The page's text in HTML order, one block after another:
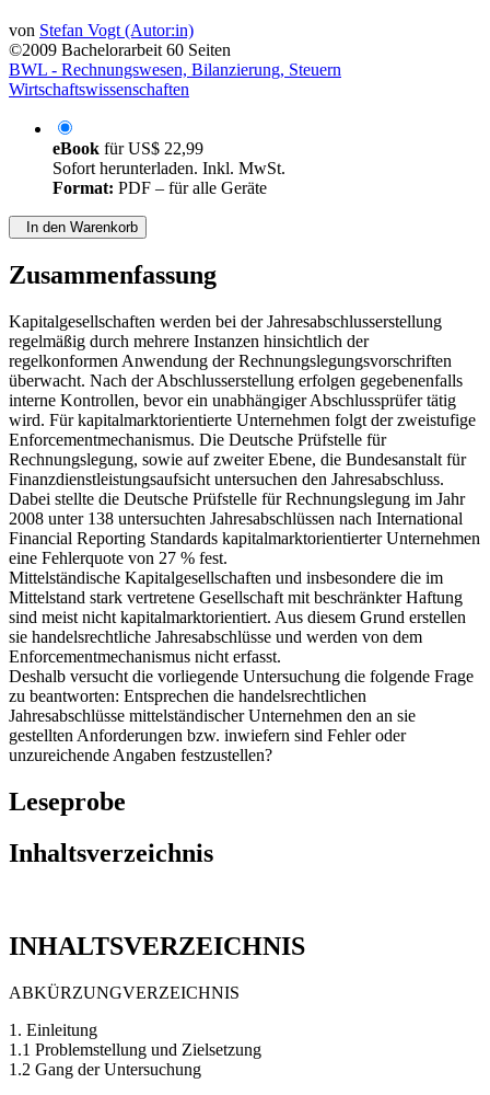
von Stefan Vogt (Autor:in)
©2009 Bachelorarbeit 60 Seiten
BWL - Rechnungswesen, Bilanzierung, Steuern
Wirtschaftswissenschaften
eBook fürUS$ 22,99
Sofort herunterladen. Inkl. MwSt.
Format: PDF – für alle Geräte
In den Warenkorb
Zusammenfassung
Kapitalgesellschaften werden bei der Jahresabschlusserstellung
regelmäßig durch mehrere Instanzen hinsichtlich der
regelkonformen Anwendung der Rechnungslegungsvorschriften
überwacht. Nach der Abschlusserstellung erfolgen gegebenenfalls
interne Kontrollen, bevor ein unabhängiger Abschlussprüfer tätig
wird. Für kapitalmarktorientierte Unternehmen folgt der zweistufige
Enforcementmechanismus. Die Deutsche Prüfstelle für
Rechnungslegung, sowie auf zweiter Ebene, die Bundesanstalt für
Finanzdienstleistungsaufsicht untersuchen den Jahresabschluss.
Dabei stellte die Deutsche Prüfstelle für Rechnungslegung im Jahr
2008 unter 138 untersuchten Jahresabschlüssen nach International
Financial Reporting Standards kapitalmarktorientierter Unternehmen
eine Fehlerquote von 27 % fest.
Mittelständische Kapitalgesellschaften und insbesondere die im
Mittelstand stark vertretene Gesellschaft mit beschränkter Haftung
sind meist nicht kapitalmarktorientiert. Aus diesem Grund erstellen
sie handelsrechtliche Jahresabschlüsse und werden von dem
Enforcementmechanismus nicht erfasst.
Deshalb versucht die vorliegende Untersuchung die folgende Frage
zu beantworten: Entsprechen die handelsrechtlichen
Jahresabschlüsse mittelständischer Unternehmen den an sie
gestellten Anforderungen bzw. inwiefern sind Fehler oder
unzureichende Angaben festzustellen?
Leseprobe
Inhaltsverzeichnis
INHALTSVERZEICHNIS
ABKÜRZUNGVERZEICHNIS
1. Einleitung
1.1 Problemstellung und Zielsetzung
1.2 Gang der Untersuchung